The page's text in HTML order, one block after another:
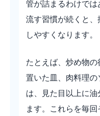
管が詰まるわけで
流す習慣が続くと
しやすくなります。
たとえば、炒め物
置いた皿、肉料理
は、見た目以上に油
ます。これらを毎